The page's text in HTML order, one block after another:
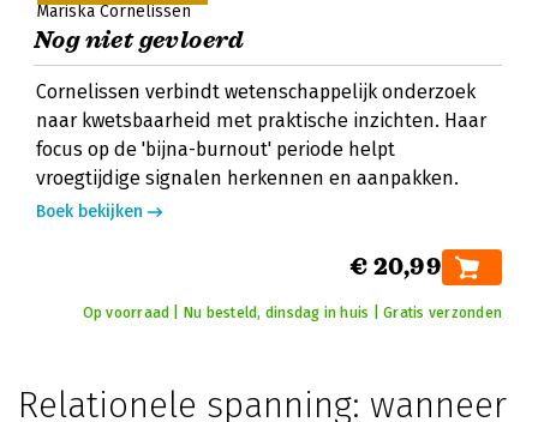
Mariska Cornelissen
Nog niet gevloerd
Cornelissen verbindt wetenschappelijk onderzoek
naar kwetsbaarheid met praktische inzichten. Haar
focus op de 'bijna-burnout' periode helpt
vroegtijdige signalen herkennen en aanpakken.
Boek bekijken
€ 20,99
Op voorraad | Nu besteld, dinsdag in huis | Gratis verzonden
Relationele spanning: wanneer